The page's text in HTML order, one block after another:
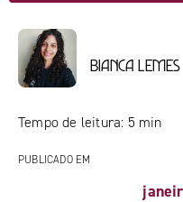
Bianca Lemes
Tempo de leitura: 5 min
PUBLICADO EM